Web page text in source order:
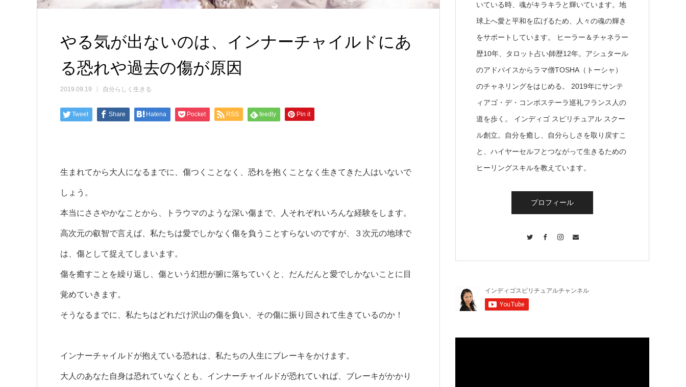
やる気が出ないのは、インナーチャイルドにあ
る恐れや過去の傷が原因
2019.09.19 自分らしく生きる
Tweet Share Hatena Pocket RSS feedly Pin it
生まれてから大人になるまでに、傷つくことなく、恐れを抱くことなく生きてきた人はいないで
しょう。
本当にささやかなことから、トラウマのような深い傷まで、人それぞれいろんな経験をします。
高次元の叡智で言えば、私たちは愛でしかなく傷を負うことすらないのですが、３次元の地球で
は、傷として捉えてしまいます。
傷を癒すことを繰り返し、傷という幻想が腑に落ちていくと、だんだんと愛でしかないことに目
覚めていきます。
そうなるまでに、私たちはどれだけ沢山の傷を負い、その傷に振り回されて生きているのか！
インナーチャイルドが抱えている恐れは、私たちの人生にブレーキをかけます。
大人のあなた自身は恐れていなくとも、インナーチャイルドが恐れていれば、ブレーキがかかり
いている時、魂がキラキラと輝いています。地
球上へ愛と平和を広げるため、人々の魂の輝き
をサポートしています。 ヒーラー＆チャネラー
歴10年、タロット占い師歴12年。アシュタール
のアドバイスからラマ僧TOSHA（トーシャ）
のチャネリングをはじめる。 2019年にサンテ
ィアゴ・デ・コンポステーラ巡礼フランス人の
道を歩く。 インディゴ スピリチュアル スクー
ル創立。自分を癒し、自分らしさを取り戻すこ
と、ハイヤーセルフとつながって生きるための
ヒーリングスキルを教えています。
プロフィール